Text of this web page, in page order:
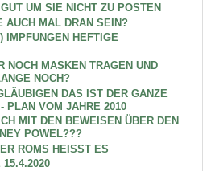
UM SIE NICHT ZU POSTEN
AUCH MAL DRAN SEIN?
IMPFUNGEN HEFTIGE
NOCH MASKEN TRAGEN UND
NOCH?
DAS IST DER GANZE
PLAN VOM JAHRE 2010
MIT DEN BEWEISEN ÜBER DEN
POWEL???
ROMS HEISST ES
15.4.2020